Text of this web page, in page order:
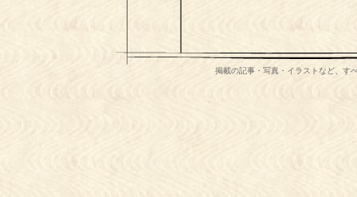
掲載の記事・写真・イラストなど、す